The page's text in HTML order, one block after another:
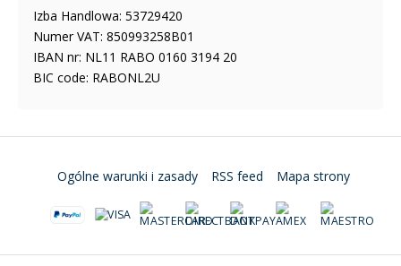
Izba Handlowa: 53729420
Numer VAT: 850993258B01
IBAN nr: NL11 RABO 0160 3194 20
BIC code: RABONL2U
Ogólne warunki i zasady RSS feed Mapa strony